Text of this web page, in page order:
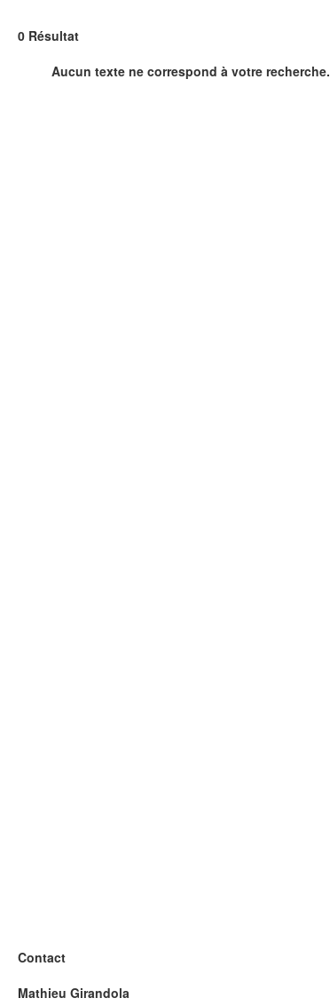
0 Résultat
Aucun texte ne correspond à votre recherche.
Contact
Mathieu Girandola